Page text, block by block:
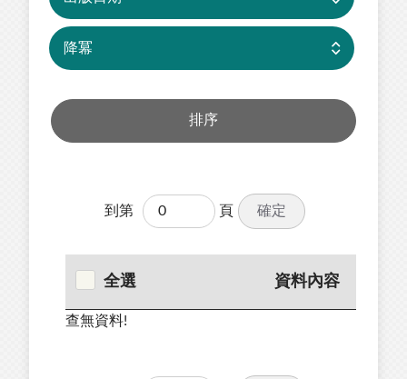
到第 頁 確定
全選 資料內容
查無資料!